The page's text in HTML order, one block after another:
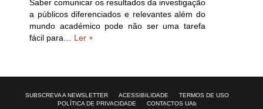
Saber comunicar os resultados da investigação
a públicos diferenciados e relevantes além do
mundo académico pode não ser uma tarefa
fácil para… Ler +
SUBSCREVA A NEWSLETTER ACESSIBILIDADE
TERMOS DE USO
POLÍTICA DE PRIVACIDADE
CONTACTOS UAb